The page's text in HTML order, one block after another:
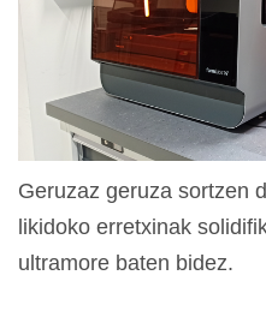
Geruzaz geruza sortzen
likidoko erretxinak
ultramore baten bidez.